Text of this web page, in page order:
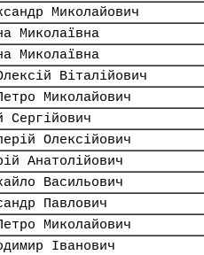
Миколайович
Миколаївна
Миколаївна
Віталійович
Миколайович
Сергійович
Олексійович
Анатолійович
Васильович
Павлович
Миколайович
Іванович